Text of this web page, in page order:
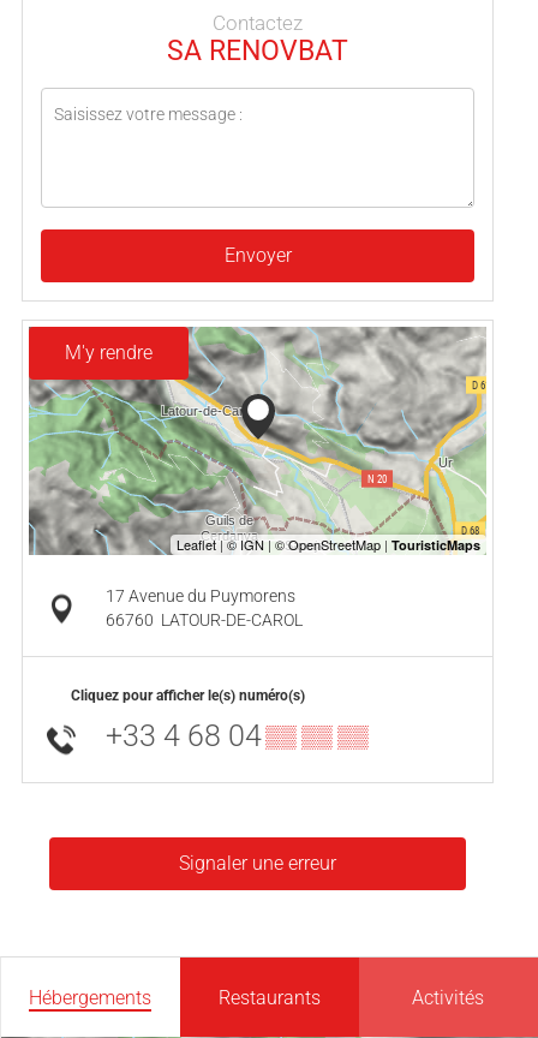
Contactez
SA RENOVBAT
Envoyer
M'y rendre
17 Avenue du Puymorens
66760 LATOUR-DE-CAROL
Cliquez pour afficher le(s) numéro(s)
+33 4 68 04▒▒ ▒▒ ▒▒
Signaler une erreur
Hébergements Restaurants Activités